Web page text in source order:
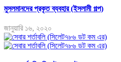
মুসলমানদের প্রকৃত ব্যবহার (ইসলামী গল্প)
জানুয়ারি ১৬, ২০২০